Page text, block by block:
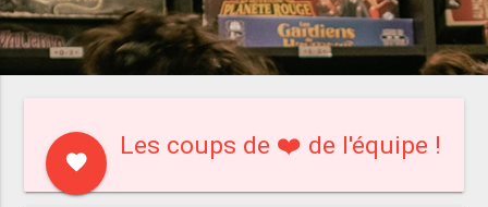
favorite
Les coups de ❤️ de l'équipe !